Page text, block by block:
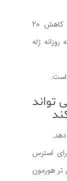
یک مطالعه انسانی کوچک شش ماهه، کاهش 20
ژله
است.
تواند
استرس
تر هورمون